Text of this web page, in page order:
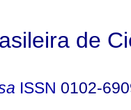
de
ISSN 0102-